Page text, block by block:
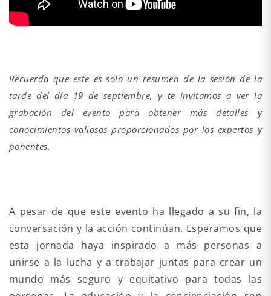
Recuerda que este es solo un resumen de la sesión de la
tarde del día 19 de septiembre, y te invitamos a ver la
grabación del evento para obtener más detalles y
conocimientos valiosos proporcionados por los expertos y
ponentes.
A pesar de que este evento ha llegado a su fin, la
conversación y la acción continúan. Esperamos que
esta jornada haya inspirado a más personas a
unirse a la lucha y a trabajar juntas para crear un
mundo más seguro y equitativo para todas las